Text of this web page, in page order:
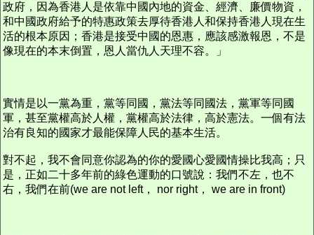
政府，因為香港人是依靠中國內地的資金、經濟、廉價物資，
和中國政府給予的特惠政策去厚待香港人和保持香港人現在生
活的根本原因；香港是接受中國的恩惠，應該感激報恩，不是
像現在的本末倒置，恩人當仇人天理不容。」
實情是以一黨為重，黨等同國，黨法等同國法，黨軍等同國
軍，甚至黨權高於人權，黨權高於法律，高於憲法。一個有法
治有良知的國家才最能保障人民的基本生活。
對不起，我不會同意你認為的你的愛國心愛國情操比我高；只
是，正如二十多年前的綠色運動的口號說：我們不左，也不
右，我們在前(we are not left， nor right， we are in front)